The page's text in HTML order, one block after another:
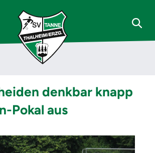
denkbar knapp
Pokal aus